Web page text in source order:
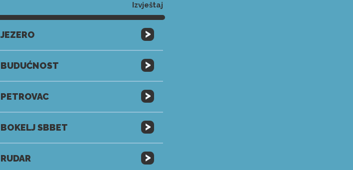
Izvještaj
JEZERO >
BUDUĆNOST >
PETROVAC >
BOKELJ SBBET >
RUDAR >